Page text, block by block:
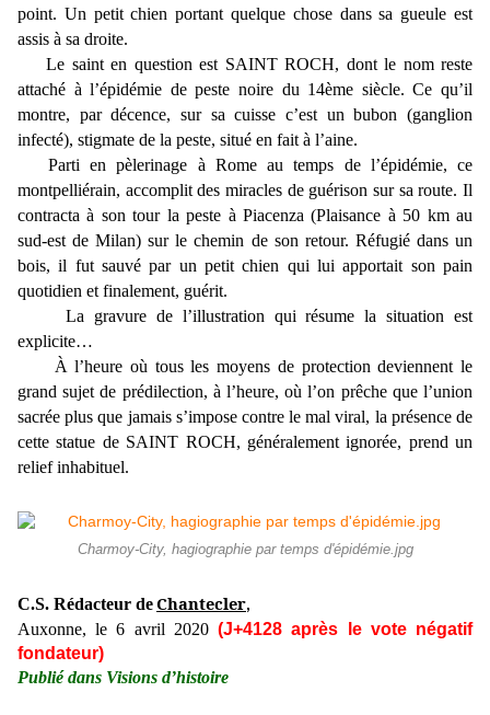
point. Un petit chien portant quelque chose dans sa gueule est
assis à sa droite.
Le saint en question est SAINT ROCH, dont le nom reste
attaché à l’épidémie de peste noire du 14ème siècle. Ce qu’il
montre, par décence, sur sa cuisse c’est un bubon (ganglion
infecté), stigmate de la peste, situé en fait à l’aine.
Parti en pèlerinage à Rome au temps de l’épidémie, ce
montpelliérain, accomplit des miracles de guérison sur sa route. Il
contracta à son tour la peste à Piacenza (Plaisance à 50 km au
sud-est de Milan) sur le chemin de son retour. Réfugié dans un
bois, il fut sauvé par un petit chien qui lui apportait son pain
quotidien et finalement, guérit.
La gravure de l’illustration qui résume la situation est
explicite…
À l’heure où tous les moyens de protection deviennent le
grand sujet de prédilection, à l’heure, où l’on prêche que l’union
sacrée plus que jamais s’impose contre le mal viral, la présence de
cette statue de SAINT ROCH, généralement ignorée, prend un
relief inhabituel.
Charmoy-City, hagiographie par temps d'épidémie.jpg
C.S. Rédacteur deChantecler,
Auxonne, le 6 avril 2020 (J+4128 après le vote négatif
fondateur)
Publié dans Visions d’histoire